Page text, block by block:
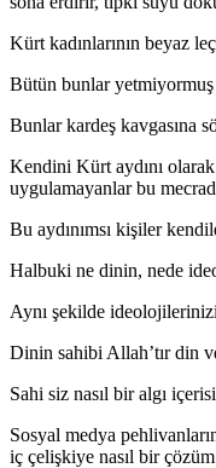
Kürt kadınlarının beyaz
Bütün bunlar
Bunlar kardeş kavgasına
Kendini Kürt aydını
uygulamayanlar bu
Bu aydınımsı kişiler
Halbuki ne dinin, nede
Aynı şekilde
Dinin sahibi Allah’tır din
Sahi siz nasıl bir algı
Sosyal medya
iç çelişkiye nasıl bir